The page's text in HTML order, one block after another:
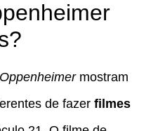
Oppenheimermostram
de fazer filmes